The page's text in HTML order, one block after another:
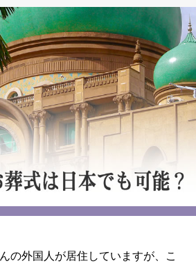
の外国人が居住していますが、こ